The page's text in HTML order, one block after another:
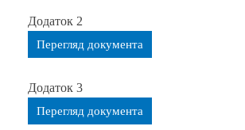
Додаток 2
Перегляд документа
Додаток 3
Перегляд документа